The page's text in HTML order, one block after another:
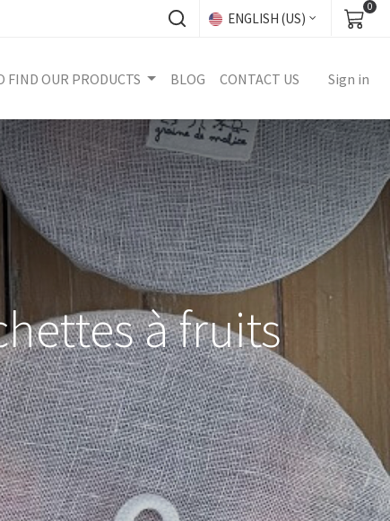
ENGLISH (US)
0
FIND OUR PRODUCTS BLOG CONTACT US Sign in
à fruits